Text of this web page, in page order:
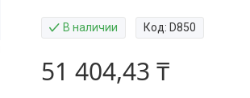
В наличии Код: D850
51 404,43 ₸